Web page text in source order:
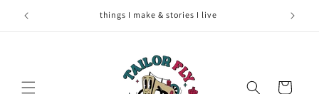
Skip to
content
things I make & stories I live
Cart